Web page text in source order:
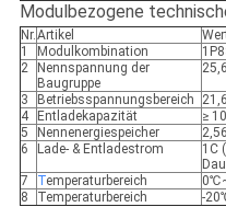
Modulbezogene
Nr.Artikel
1
Modulkombination
2
Nennspannung der
Baugruppe
3 Betriebsspannungsbereich
4
Entladekapazität
≥
5
Nennenergiespeicher
6
Lade- & Entladestrom
1C
7
Temperaturbereich
8
Temperaturbereich
-